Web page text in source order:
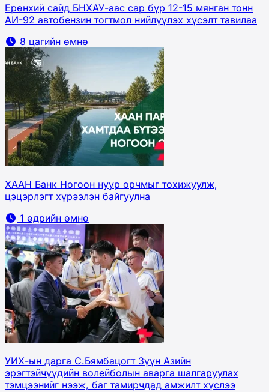
Ерөнхий сайд БНХАУ-аас сар бүр 12-15 мянган тонн
АИ-92 автобензин тогтмол нийлүүлэх хүсэлт тавилаа
8 цагийн өмнө
ХААН Банк Ногоон нуур орчмыг тохижуулж,
цэцэрлэгт хүрээлэн байгуулна
1 өдрийн өмнө
УИХ-ын дарга С.Бямбацогт Зүүн Азийн
эрэгтэйчүүдийн волейболын аварга шалгаруулах
тэмцээнийг нээж, баг тамирчдад амжилт хүслээ